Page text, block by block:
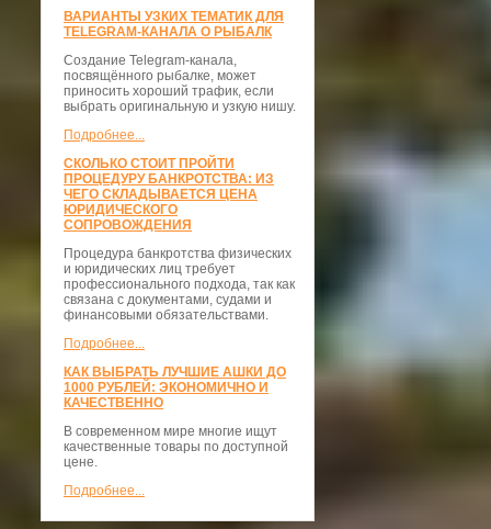
ВАРИАНТЫ УЗКИХ ТЕМАТИК ДЛЯ
TELEGRAM-КАНАЛА О РЫБАЛК
Создание Telegram-канала,
посвящённого рыбалке, может
приносить хороший трафик, если
выбрать оригинальную и узкую нишу.
Подробнее...
СКОЛЬКО СТОИТ ПРОЙТИ
ПРОЦЕДУРУ БАНКРОТСТВА: ИЗ
ЧЕГО СКЛАДЫВАЕТСЯ ЦЕНА
ЮРИДИЧЕСКОГО
СОПРОВОЖДЕНИЯ
Процедура банкротства физических
и юридических лиц требует
профессионального подхода, так как
связана с документами, судами и
финансовыми обязательствами.
Подробнее...
КАК ВЫБРАТЬ ЛУЧШИЕ АШКИ ДО
1000 РУБЛЕЙ: ЭКОНОМИЧНО И
КАЧЕСТВЕННО
В современном мире многие ищут
качественные товары по доступной
цене.
Подробнее...